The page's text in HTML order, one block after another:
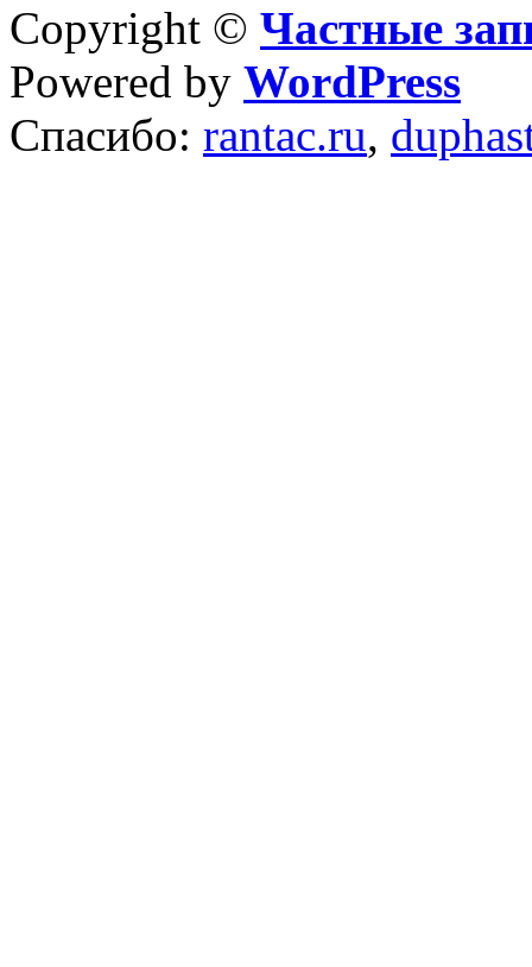
Copyright © Частные
Powered by WordPress
Спасибо: rantac.ru,